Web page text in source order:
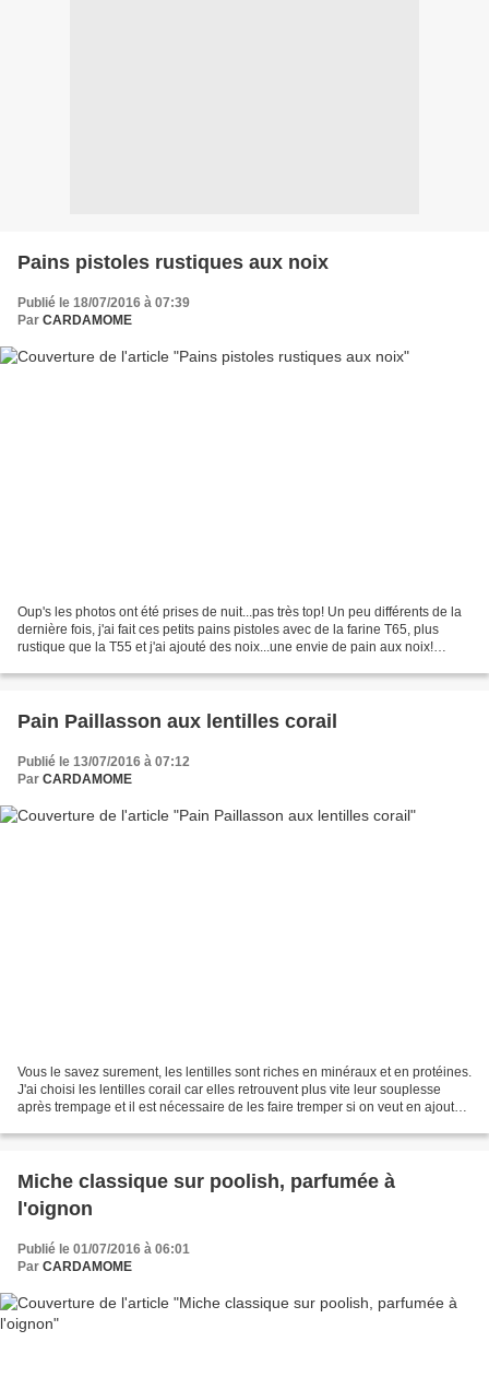
Pains pistoles rustiques aux noix
Publié le 18/07/2016 à 07:39
Par CARDAMOME
Oup's les photos ont été prises de nuit...pas très top! Un peu différents de la
dernière fois, j'ai fait ces petits pains pistoles avec de la farine T65, plus
rustique que la T55 et j'ai ajouté des noix...une envie de pain aux noix!
Pain Paillasson aux lentilles corail
Publié le 13/07/2016 à 07:12
Par CARDAMOME
Vous le savez surement, les lentilles sont riches en minéraux et en protéines.
J'ai choisi les lentilles corail car elles retrouvent plus vite leur souplesse
après trempage et il est nécessaire de les faire tremper si on veut en ajouter
Miche classique sur poolish, parfumée à
l'oignon
Publié le 01/07/2016 à 06:01
Par CARDAMOME